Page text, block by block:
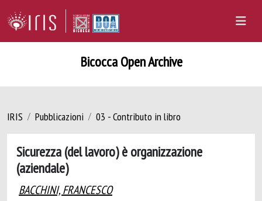
Bicocca Open Archive
IRIS Pubblicazioni 03 - Contributo in libro
Sicurezza (del lavoro) è organizzazione
(aziendale)
BACCHINI, FRANCESCO